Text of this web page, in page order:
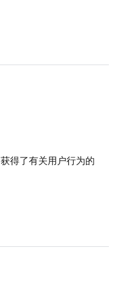
获得了有关用户行为的